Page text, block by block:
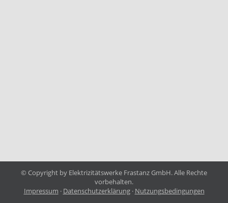
© Copyright by Elektrizitätswerke Frastanz GmbH. Alle Rechte
vorbehalten.
Impressum · Datenschutzerklärung · Nutzungsbedingungen